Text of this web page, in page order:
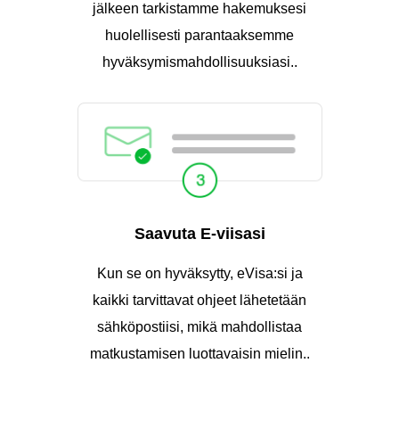
jälkeen tarkistamme hakemuksesi
huolellisesti parantaaksemme
hyväksymismahdollisuuksiasi..
Saavuta E-viisasi
Kun se on hyväksytty, eVisa:si ja
kaikki tarvittavat ohjeet lähetetään
sähköpostiisi, mikä mahdollistaa
matkustamisen luottavaisin mielin..